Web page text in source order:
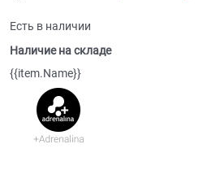
Есть в наличии
Наличие на складе
{{item.Name}}